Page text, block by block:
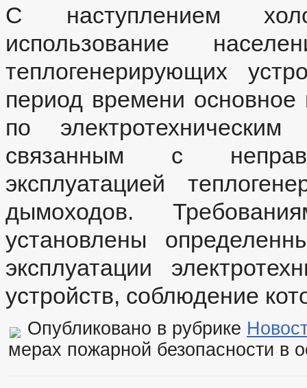
С наступлением
использование
теплогенерирующих
период времени основное
по
связанным с
эксплуатацией
дымоходов.
установлены
эксплуатации
устройств, соблюдение
Опубликовано в рубрике
мерах пожарной безопасности в